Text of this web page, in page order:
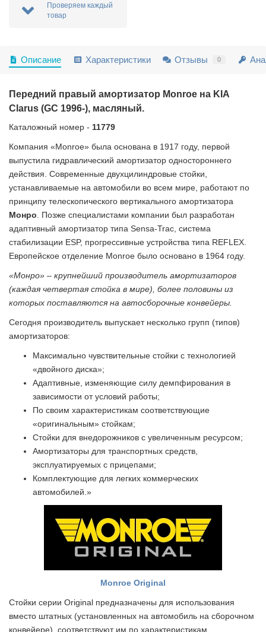
Проверяем каждый
товар
Описание Характеристики Отзывы 0
Передний правый амортизатор Monroe на KIA
Clarus (GC 1996-), масляный.
Каталожный номер - 11779
Компания «Monroe» была основана в 1917 году, первой
выпустила гидравлический амортизатор одностороннего
действия. Современные двухцилиндровые стойки,
устанавливаемые на автомобили во всем мире, работают по
принципу телескопического вертикального амортизатора
Монро . Позже специалистами компании был разработан
адаптивный амортизатор типа Sensa-Trac, система
стабилизации ESP, прогрессивные устройства типа REFLEX.
Европейское отделение Monroe было основано в 1964 году.
«Монро» – крупнейший производитель амортизаторов
(каждая четвертая стойка в мире), более половины из
которых поставляются на автосборочные конвейеры.
Сегодня производитель выпускает несколько групп (типов)
амортизаторов:
Максимально чувствительные стойки с технологией
«двойного диска»;
Адаптивные, изменяющие силу демпфирования в
зависимости от условий работы;
По своим характеристикам соответствующие
«оригинальным» стойкам;
Стойки для внедорожников с увеличенным ресурсом;
Амортизаторы для транспортных средств,
эксплуатируемых с прицепами;
Комплектующие для легких коммерческих
автомобилей.»
Monroe Original
Стойки серии Original предназначены для использования
вместо штатных (установленных на автомобиль на сборочном
конвейере), соответствуют им по характеристикам.